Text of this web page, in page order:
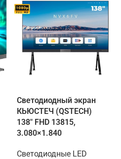
Светодиодный экран
КЬЮСТЕЧ (QSTECH)
138" FHD 13815,
3.080×1.840
Светодиодные LED